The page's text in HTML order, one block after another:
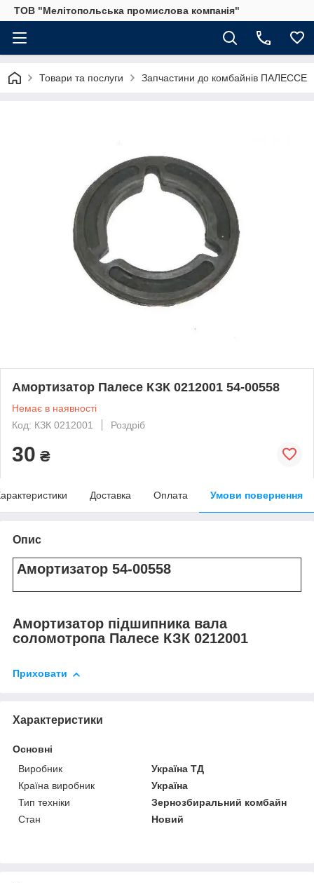
ТОВ "Мелітопольська промислова компанія"
Товари та послуги Запчастини до комбайнів ПАЛЕССЕ
Амортизатор Палесе КЗК 0212001 54-00558
Немає в наявності
Код: КЗК 0212001
Роздріб
30 ₴
Доставка Оплата Умови повернення
Опис
Амортизатор 54-00558
Амортизатор підшипника вала
соломотропа Палесе КЗК 0212001
Приховати
Характеристики
Основні
Виробник
Україна ТД
Країна виробник
Україна
Тип техніки
Зернозбиральний комбайн
Стан
Новий